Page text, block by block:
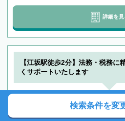
詳細を見
【江坂駅徒歩2分】法務・税務に
くサポートいたします
クラルス法律会計事
オンライン相談可 駐車場あり クレ
検索条件を変